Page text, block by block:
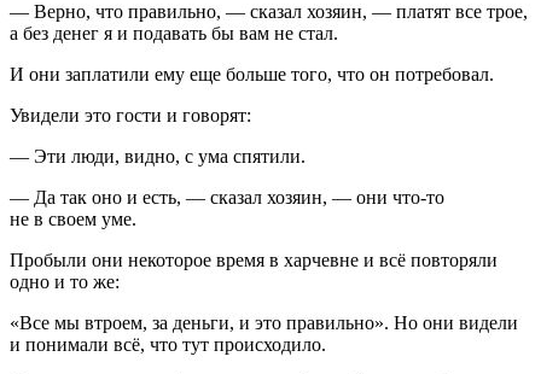
— Верно, что правильно, — сказал хозяин, — платят все трое,
а без денег я и подавать бы вам не стал.
И они заплатили ему еще больше того, что он потребовал.
Увидели это гости и говорят:
— Эти люди, видно, с ума спятили.
— Да так оно и есть, — сказал хозяин, — они что-то
не в своем уме.
Пробыли они некоторое время в харчевне и всё повторяли
одно и то же:
«Все мы втроем, за деньги, и это правильно». Но они видели
и понимали всё, что тут происходило.